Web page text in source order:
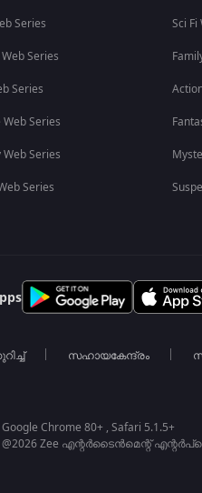
Series
Series
Series
Series
Series
Series
Sci Fi
സഹായകേന്ദ്രം
Chrome 80+ , Safari 5.1.5+
Zee എന്റർടൈൻമെന്റ്